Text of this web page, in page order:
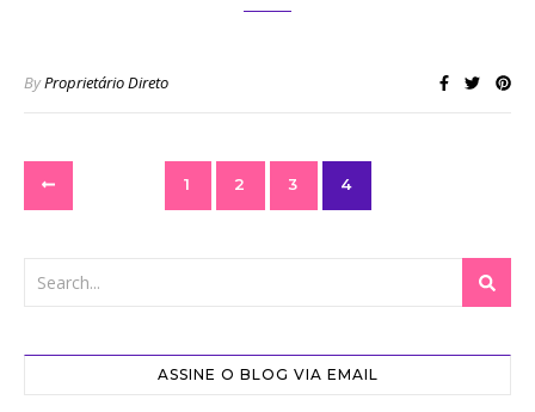
ByProprietário Direto
1 2 3 4
ASSINE O BLOG VIA EMAIL